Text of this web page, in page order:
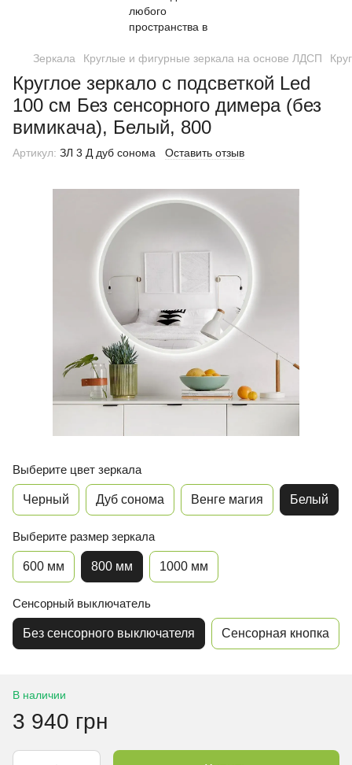
Зеркала Круглые и фигурные зеркала на основе ЛДСП
Круглое зеркало с подсветкой Led
100 см Без сенсорного димера (без
вимикача), Белый, 800
Артикул: ЗЛ 3 Д дуб сонома Оставить отзыв
Выберите цвет зеркала
Черный Дуб сонома Венге магия Белый
Выберите размер зеркала
600 мм 800 мм 1000 мм
Сенсорный выключатель
Без сенсорного выключателя Сенсорная кнопка
В наличии
3 940 грн